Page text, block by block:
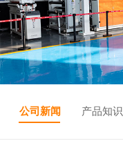
公司新闻 产品知识